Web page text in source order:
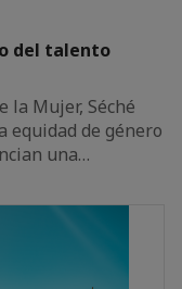
del talento
la Mujer, Séché
equidad de género
una…